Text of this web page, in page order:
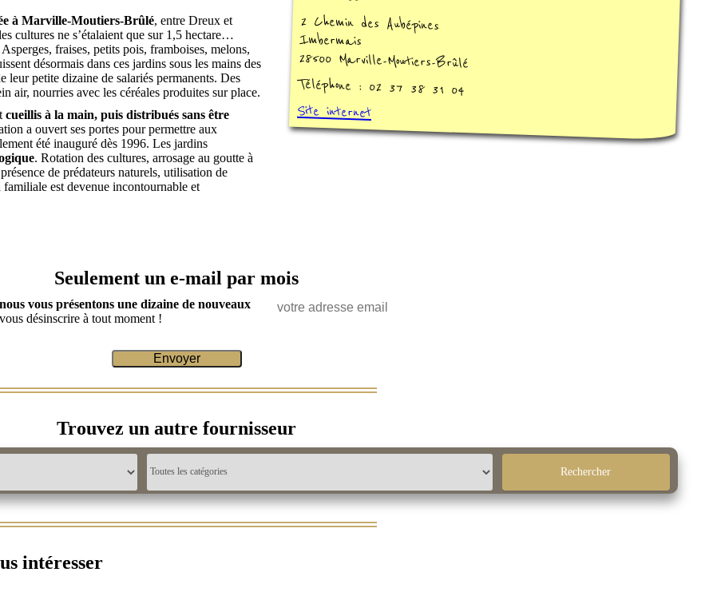
à Marville-Moutiers-Brûlé, entre Dreux et
cultures ne s’étalaient que sur 1,5 hectare…
fraises, petits pois, framboises, melons,
désormais dans ces jardins sous les mains des
petite dizaine de salariés permanents. Des
air, nourries avec les céréales produites sur place.
cueillis à la main, puis distribués sans être
a ouvert ses portes pour permettre aux
été inauguré dès 1996. Les jardins
. Rotation des cultures, arrosage au goutte à
de prédateurs naturels, utilisation de
est devenue incontournable et
2 Chemin des Aubépines
Imbermais
28500 Marville-Moutiers-Brûlé
Téléphone : 02 37 38 31 04
Site internet
Seulement un e-mail par mois
vous présentons une dizaine de nouveaux
désinscrire à tout moment !
Trouvez un autre fournisseur
intéresser